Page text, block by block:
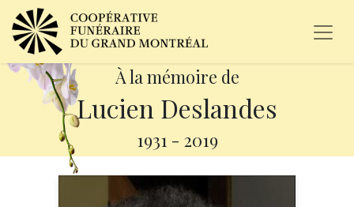
À la mémoire de
Lucien Deslandes
1931 - 2019